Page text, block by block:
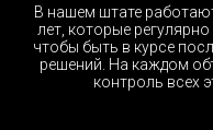
В нашем штате
лет, которые
чтобы быть в курсе
решений. На каждом
контроль всех